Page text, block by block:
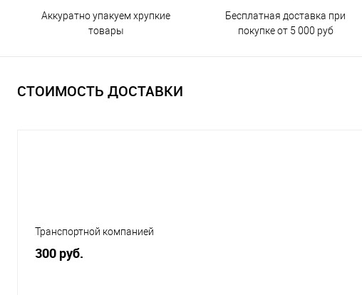
Аккуратно упакуем хрупкие
товары
Бесплатная доставка при
покупке от 5 000 руб
СТОИМОСТЬ ДОСТАВКИ
Транспортной компанией
300 руб.